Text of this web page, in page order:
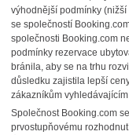
výhodnější podmínky
se společností
společnosti Booking.com
podmínky rezervace
bránila, aby se na trhu
důsledku zajistila lepší
zákazníkům
Společnost Booking.com
prvostupňovému